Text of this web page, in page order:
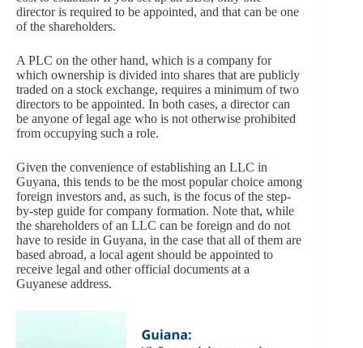
director is required to be appointed, and that can be one
of the shareholders.
A PLC on the other hand, which is a company for
which ownership is divided into shares that are publicly
traded on a stock exchange, requires a minimum of two
directors to be appointed. In both cases, a director can
be anyone of legal age who is not otherwise prohibited
from occupying such a role.
Given the convenience of establishing an LLC in
Guyana, this tends to be the most popular choice among
foreign investors and, as such, is the focus of the step-
by-step guide for company formation. Note that, while
the shareholders of an LLC can be foreign and do not
have to reside in Guyana, in the case that all of them are
based abroad, a local agent should be appointed to
receive legal and other official documents at a
Guyanese address.